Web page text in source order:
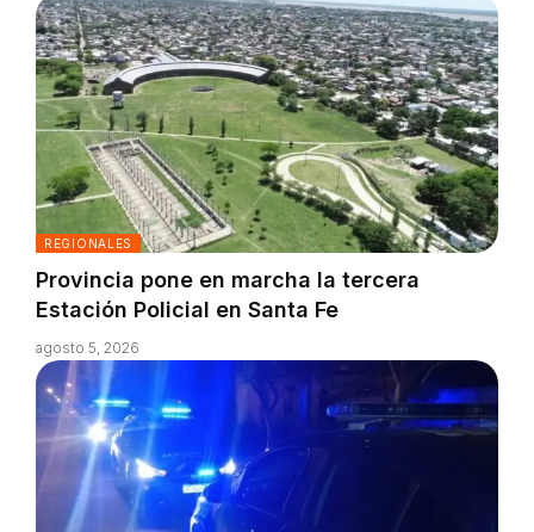
REGIONALES
Provincia pone en marcha la tercera
Estación Policial en Santa Fe
agosto 5, 2026